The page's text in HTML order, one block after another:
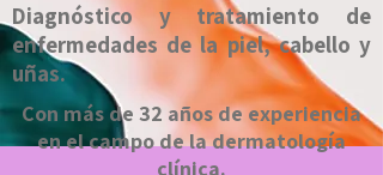
Diagnóstico y tratamiento de
enfermedades de la piel, cabello y
uñas.
Con más de 32 años de experiencia
en el campo de la dermatología
clínica.